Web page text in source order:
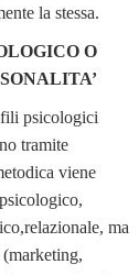
la stessa.
O
psicologici
tramite
viene
ma